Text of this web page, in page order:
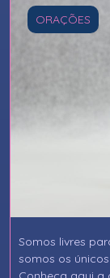
Somos livres
somos os
ORAÇÕES